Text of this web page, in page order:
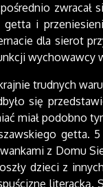
i
dla sierot
wychowawcy
trudnych
się
miał podobno
getta.
z Domu
dzieci z
literacką.